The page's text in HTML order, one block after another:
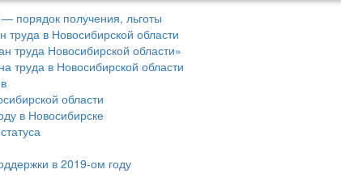
порядок получения, льготы
труда в Новосибирской области
труда Новосибирской области»
труда в Новосибирской области
области
в Новосибирске
в 2019-ом году